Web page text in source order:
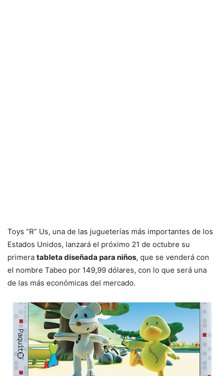
Toys “R” Us, una de las jugueterías más importantes de los
Estados Unidos, lanzará el próximo 21 de octubre su
primera tableta diseñada para niños, que se venderá con
el nombre Tabeo por 149,99 dólares, con lo que será una
de las más económicas del mercado.